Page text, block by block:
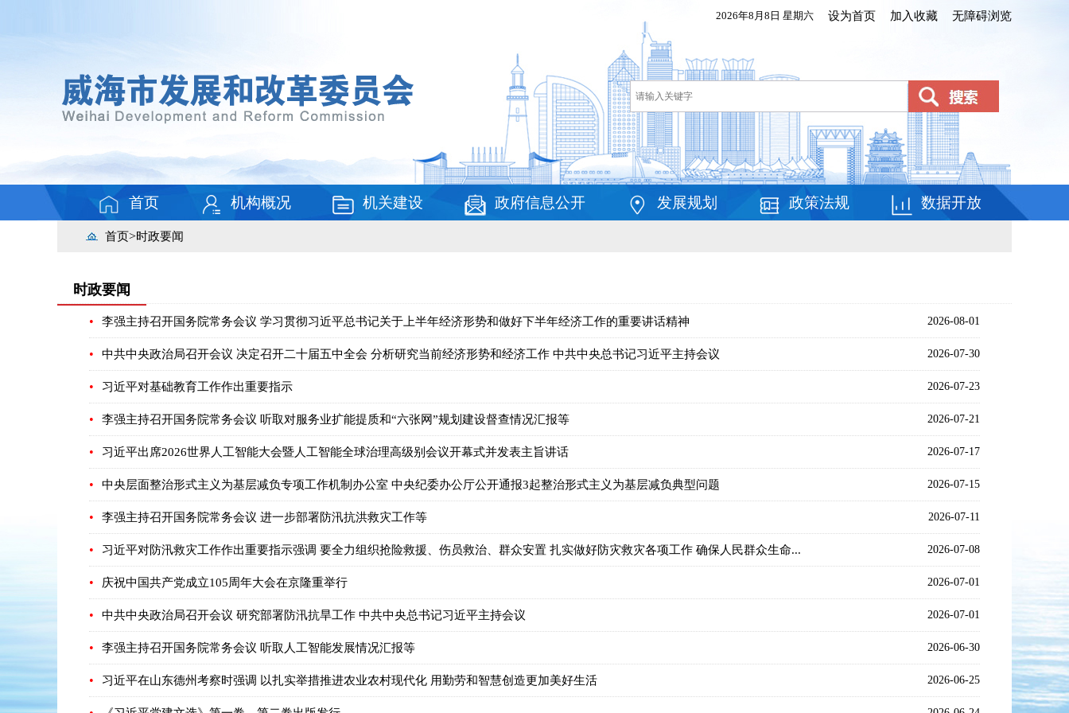
2026年8月8日 星期六 设为首页 加入收藏 无障碍浏览
首页 机构概况 机关建设 政府信息公开 发展规划 政策法规 数据开放
首页>时政要闻
时政要闻
• 李强主持召开国务院常务会议 学习贯彻习近平总书记关于上半年经济形势和做好下半年经济工作的重要讲话精神 2026-08-01
• 中共中央政治局召开会议 决定召开二十届五中全会 分析研究当前经济形势和经济工作 中共中央总书记习近平主持会议 2026-07-30
• 习近平对基础教育工作作出重要指示 2026-07-23
• 李强主持召开国务院常务会议 听取对服务业扩能提质和“六张网”规划建设督查情况汇报等 2026-07-21
• 习近平出席2026世界人工智能大会暨人工智能全球治理高级别会议开幕式并发表主旨讲话 2026-07-17
• 中央层面整治形式主义为基层减负专项工作机制办公室 中央纪委办公厅公开通报3起整治形式主义为基层减负典型问题 2026-07-15
• 李强主持召开国务院常务会议 进一步部署防汛抗洪救灾工作等 2026-07-11
• 习近平对防汛救灾工作作出重要指示强调 要全力组织抢险救援、伤员救治、群众安置 扎实做好防灾救灾各项工作 确保人民群众生命... 2026-07-08
• 庆祝中国共产党成立105周年大会在京隆重举行 2026-07-01
• 中共中央政治局召开会议 研究部署防汛抗旱工作 中共中央总书记习近平主持会议 2026-07-01
• 李强主持召开国务院常务会议 听取人工智能发展情况汇报等 2026-06-30
• 习近平在山东德州考察时强调 以扎实举措推进农业农村现代化 用勤劳和智慧创造更加美好生活 2026-06-25